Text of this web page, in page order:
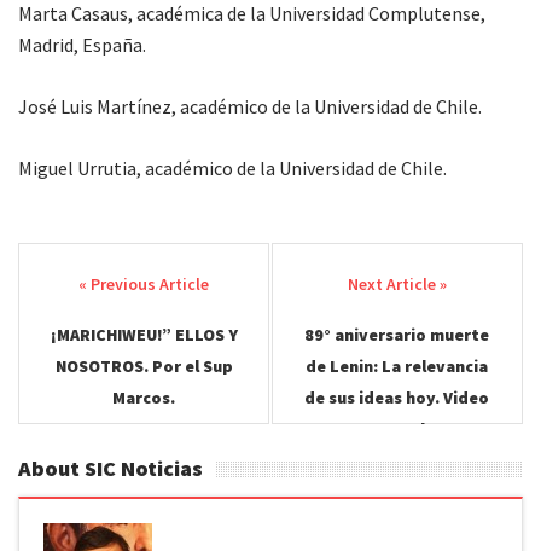
Marta Casaus, académica de la Universidad Complutense,
Madrid, España.
José Luis Martínez, académico de la Universidad de Chile.
Miguel Urrutia, académico de la Universidad de Chile.
navigation
¡MARICHIWEU!” ELLOS Y
NOSOTROS. Por el Sup
Marcos.
89° aniversario muerte
de Lenin: La relevancia
de sus ideas hoy. Video
Funeral.
About SIC Noticias